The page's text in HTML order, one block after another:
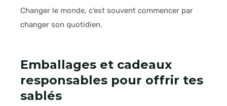
Changer le monde, c’est souvent commencer par
changer son quotidien.
Emballages et cadeaux
responsables pour offrir tes
sablés